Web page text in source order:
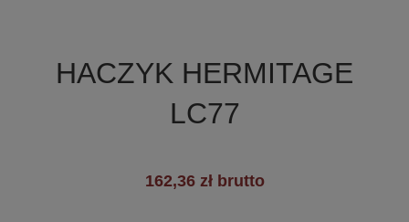
HACZYK HERMITAGE
LC77
162,36 zł brutto